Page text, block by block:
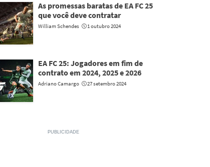
As promessas baratas de EA FC 25
que você deve contratar
William Schendes 1 outubro 2024
EA FC 25: Jogadores em fim de
contrato em 2024, 2025 e 2026
Adriano Camargo 27 setembro 2024